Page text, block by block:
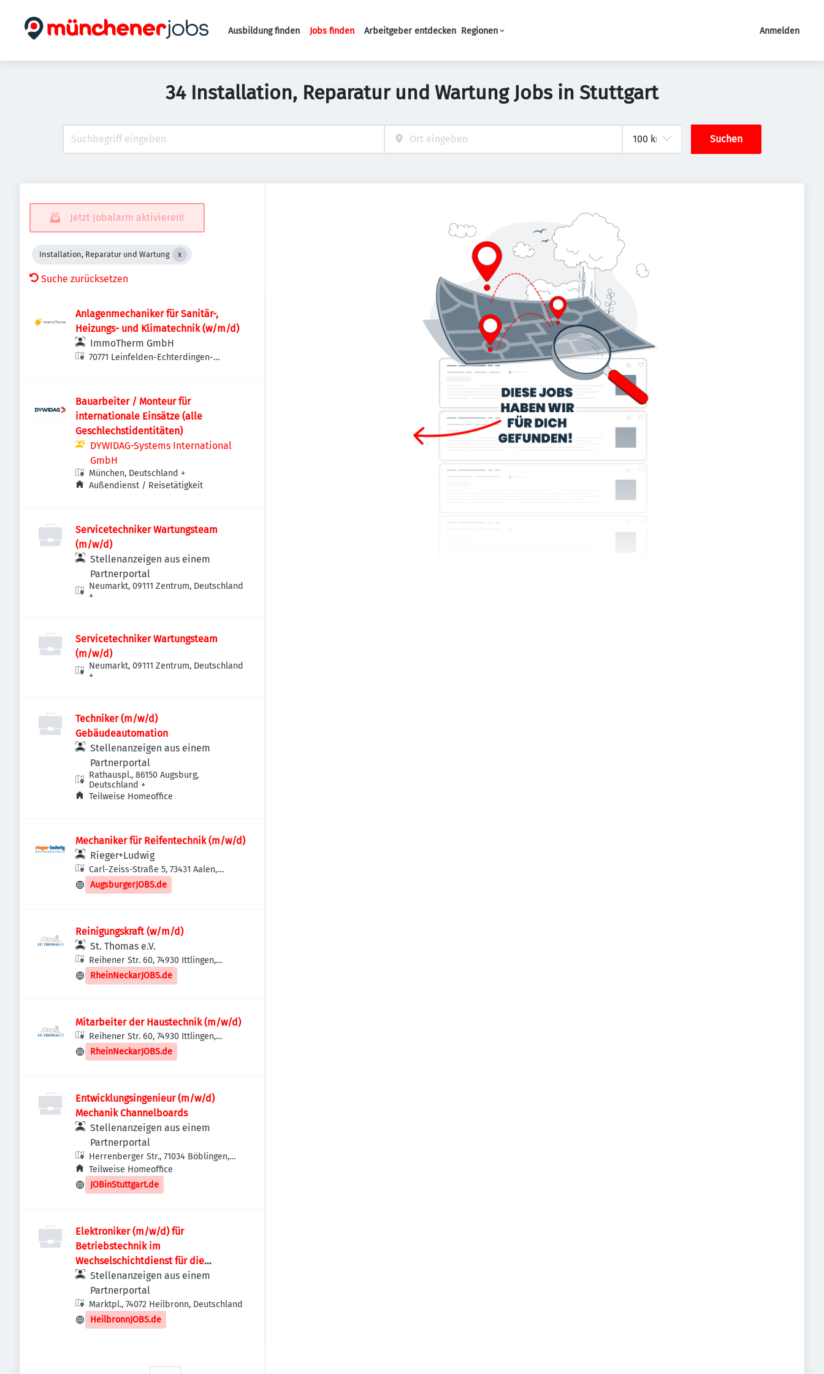
Haupt-Navigation
Ausbildung finden Jobs finden Arbeitgeber entdecken Regionen Anmelden
34 Installation, Reparatur und Wartung Jobs in Stuttgart
Suchen
Jetzt Jobalarm aktivieren!
Installation, Reparatur und Wartung
Suche zurücksetzen
Anlagenmechaniker für Sanitär-,
Heizungs- und Klimatechnik (w/m/d)
ImmoTherm GmbH
70771 Leinfelden-Echterdingen-
Bauarbeiter / Monteur für
internationale Einsätze (alle
Geschlechstidentitäten)
DYWIDAG-Systems International
GmbH
München, Deutschland +
Außendienst / Reisetätigkeit
Servicetechniker Wartungsteam
(m/w/d)
Stellenanzeigen aus einem
Partnerportal
Neumarkt, 09111 Zentrum, Deutschland
+
Servicetechniker Wartungsteam
(m/w/d)
Neumarkt, 09111 Zentrum, Deutschland
+
Techniker (m/w/d)
Gebäudeautomation
Stellenanzeigen aus einem
Partnerportal
Rathauspl., 86150 Augsburg,
Deutschland +
Teilweise Homeoffice
Mechaniker für Reifentechnik (m/w/d)
Rieger+Ludwig
Carl-Zeiss-Straße 5, 73431 Aalen,
Deutschland
AugsburgerJOBS.de
Reinigungskraft (w/m/d)
St. Thomas e.V.
Reihener Str. 60, 74930 Ittlingen,
Deutschland
RheinNeckarJOBS.de
Mitarbeiter der Haustechnik (m/w/d)
Reihener Str. 60, 74930 Ittlingen,
Deutschland
RheinNeckarJOBS.de
Entwicklungsingenieur (m/w/d)
Mechanik Channelboards
Stellenanzeigen aus einem
Partnerportal
Herrenberger Str., 71034 Böblingen,
Deutschland
Teilweise Homeoffice
JOBinStuttgart.de
Elektroniker (m/w/d) für
Betriebstechnik im
Wechselschichtdienst für die
Entsorgungsbetriebe
Stellenanzeigen aus einem
Partnerportal
Marktpl., 74072 Heilbronn, Deutschland
HeilbronnJOBS.de